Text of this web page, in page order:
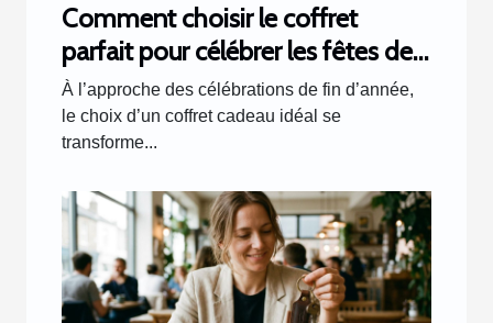
Comment choisir le coffret
parfait pour célébrer les fêtes de
fin d'année ?
À l’approche des célébrations de fin d’année,
le choix d’un coffret cadeau idéal se
transforme...